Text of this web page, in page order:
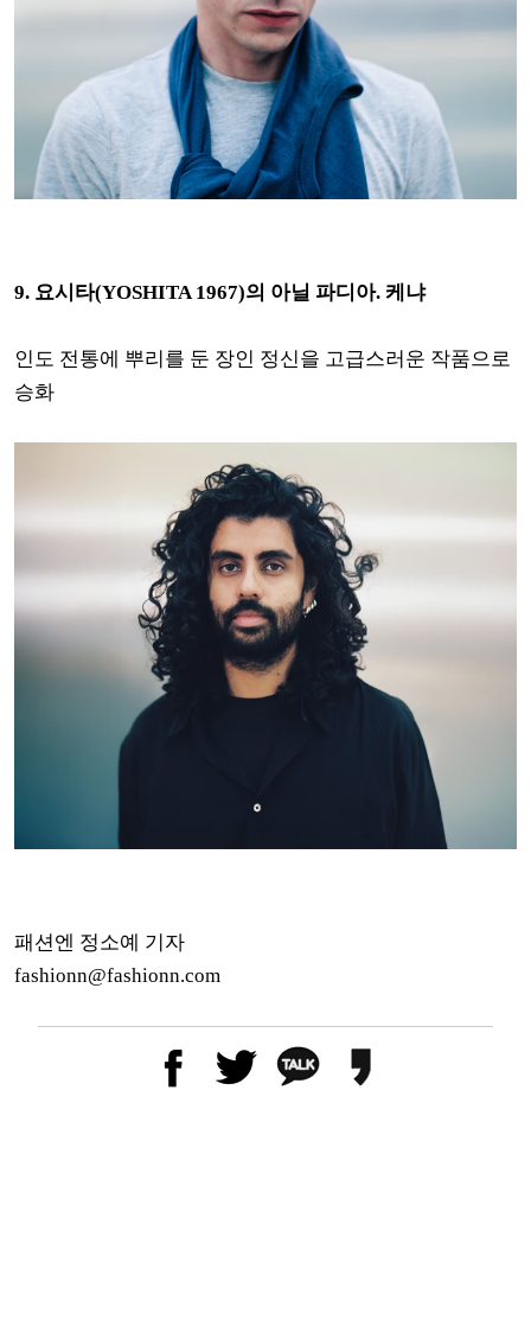
9. 요시타(YOSHITA 1967)의 아닐 파디아. 케냐
인도 전통에 뿌리를 둔 장인 정신을 고급스러운 작품으로
승화
패션엔 정소예 기자
fashionn@fashionn.com